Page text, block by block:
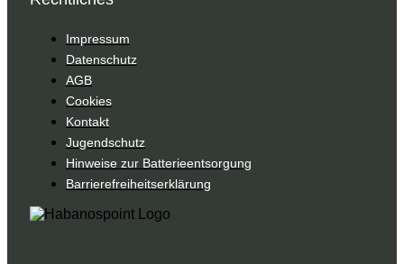
Impressum
Datenschutz
AGB
Cookies
Kontakt
Jugendschutz
Hinweise zur Batterieentsorgung
Barrierefreiheitserklärung